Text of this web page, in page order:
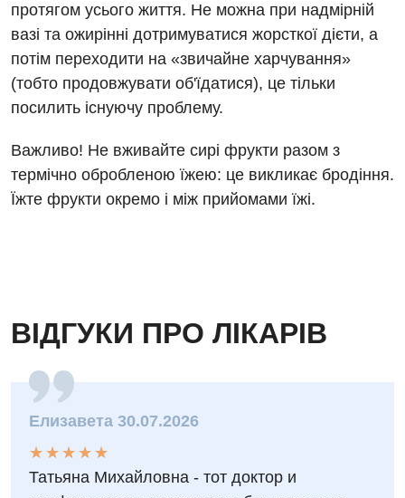
Дитяча хірургія
Педіатрія
протягом усього життя. Не можна при надмірній
вазі та ожирінні дотримуватися жорсткої дієти, а
потім переходити на «звичайне харчування»
(тобто продовжувати об'їдатися), це тільки
посилить існуючу проблему.
Важливо! Не вживайте сирі фрукти разом з
термічно обробленою їжею: це викликає бродіння.
Їжте фрукти окремо і між прийомами їжі.
ВІДГУКИ ПРО ЛІКАРІВ
Елизавета 30.07.2026
★
★
★
★
★
★ ★ ★ ★ ★
Татьяна Михайловна - тот доктор и